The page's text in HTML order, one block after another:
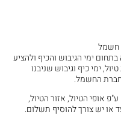
חשמל
ימי הגיבוש והכיף ולהציע
ימי כיף וגיבוש שניבנו
חברת החשמל.
אופי הטיול, אזור הטיול,
או יש צורך להוסיף תשלום.